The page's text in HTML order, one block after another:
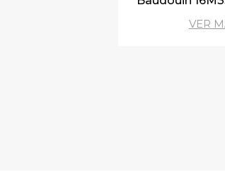
B1875P de 50
VER